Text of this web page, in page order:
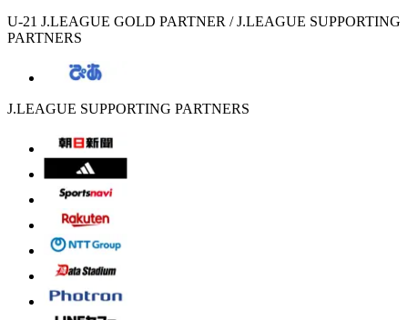
U-21 J.LEAGUE GOLD PARTNER / J.LEAGUE SUPPORTING
PARTNERS
J.LEAGUE SUPPORTING PARTNERS